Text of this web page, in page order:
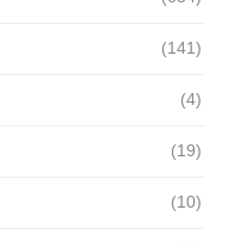
(141)
(4)
(19)
(10)